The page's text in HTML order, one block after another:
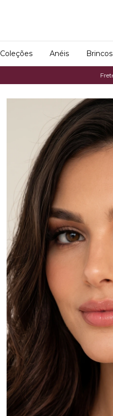
Coleções Anéis Brincos
Frete Grátis